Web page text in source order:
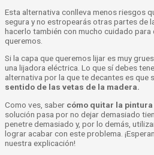
Esta alternativa conlleva menos riesgos
segura y no estropearás otras partes de
hacerlo también con mucho cuidado para
queremos.
Si la capa que queremos lijar es muy
una lijadora eléctrica. Lo que sí debes
alternativa por la que te decantes es que
sentido de las vetas de la madera.
Como ves, saber cómo quitar la
solución pasa por no dejar demasiado
penetre demasiado y, por lo demás,
lograr acabar con este problema.
nuestra explicación!